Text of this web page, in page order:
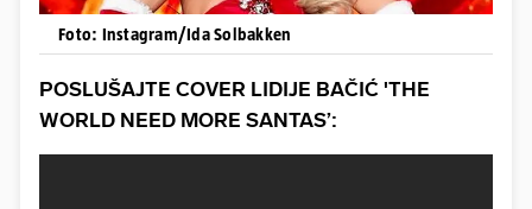
Foto: Instagram/Ida Solbakken
POSLUŠAJTE COVER LIDIJE BAČIĆ 'THE
WORLD NEED MORE SANTAS’: